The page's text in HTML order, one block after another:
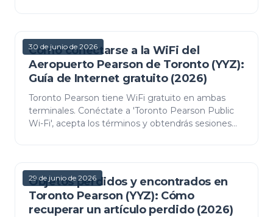
30 de junio de 2026
Cómo conectarse a la WiFi del
Aeropuerto Pearson de Toronto (YYZ):
Guía de Internet gratuito (2026)
Toronto Pearson tiene WiFi gratuito en ambas
terminales. Conéctate a 'Toronto Pearson Public
Wi-Fi', acepta los términos y obtendrás sesiones
29 de junio de 2026
Objetos perdidos y encontrados en
Toronto Pearson (YYZ): Cómo
recuperar un artículo perdido (2026)